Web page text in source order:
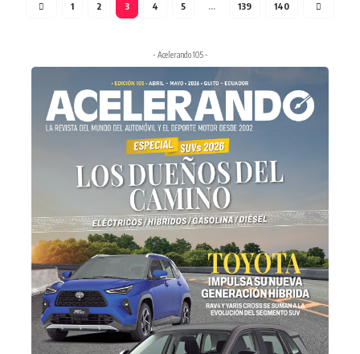
1 2 3 4 5 … 139 140
- Acelerando 105 -